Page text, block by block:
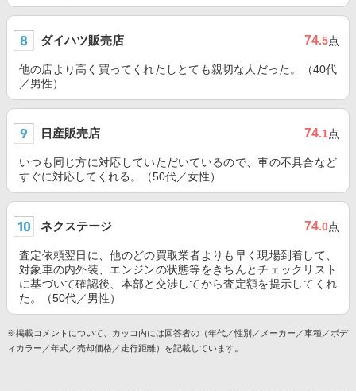
ダイハツ販売店 74.5点
他の店より高く買ってくれたしとても親切な人だった。（40代
／男性）
日産販売店 74.1点
いつも同じ方に対応していただいているので、車の不具合など
すぐに対応してくれる。（50代／女性）
ネクステージ 74.0点
査定依頼翌日に、他のどの買取業者よりも早く現場到着して、
対象車の内外装、エンジンの状態等をきちんとチェックリスト
に基づいて確認後、本部と交渉してから査定額を提示してくれ
た。（50代／男性）
※掲載コメントについて、カッコ内には回答者の（年代／性別／メーカー／車種／ボデ
ィカラー／年式／売却価格／走行距離）を記載しています。